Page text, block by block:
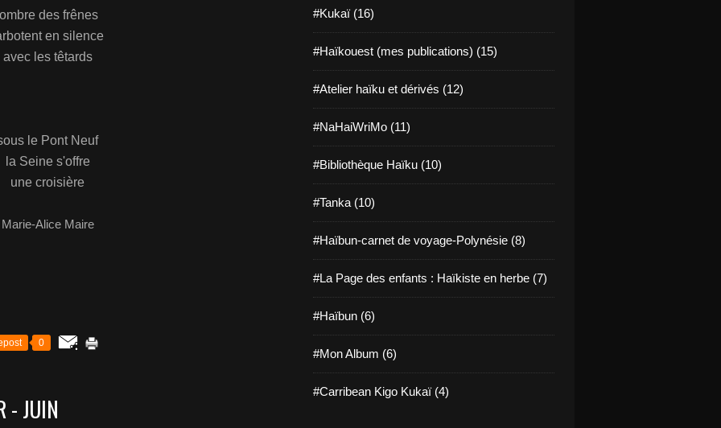
des frênes
en silence
avec les têtards
le Pont Neuf
la Seine s'offre
une croisière
Marie-Alice Maire
0
- JUIN
#Kukaï (16)
#Haïkouest (mes publications) (15)
#Atelier haïku et dérivés (12)
#NaHaiWriMo (11)
#Bibliothèque Haïku (10)
#Tanka (10)
#Haïbun-carnet de voyage-Polynésie (8)
#La Page des enfants : Haïkiste en herbe (7)
#Haïbun (6)
#Mon Album (6)
#Carribean Kigo Kukaï (4)